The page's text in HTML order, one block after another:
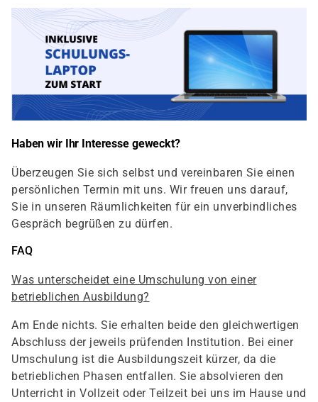
Haben wir Ihr Interesse geweckt?
Überzeugen Sie sich selbst und vereinbaren Sie einen
persönlichen Termin mit uns. Wir freuen uns darauf,
Sie in unseren Räumlichkeiten für ein unverbindliches
Gespräch begrüßen zu dürfen.
FAQ
Was unterscheidet eine Umschulung von einer
betrieblichen Ausbildung?
Am Ende nichts. Sie erhalten beide den gleichwertigen
Abschluss der jeweils prüfenden Institution. Bei einer
Umschulung ist die Ausbildungszeit kürzer, da die
betrieblichen Phasen entfallen. Sie absolvieren den
Unterricht in Vollzeit oder Teilzeit bei uns im Hause und